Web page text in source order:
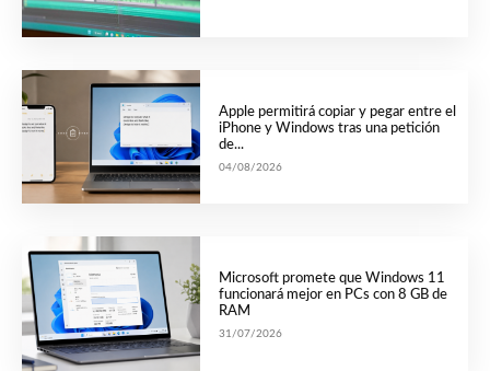
Apple permitirá copiar y pegar entre el
iPhone y Windows tras una petición
de...
04/08/2026
Microsoft promete que Windows 11
funcionará mejor en PCs con 8 GB de
RAM
31/07/2026